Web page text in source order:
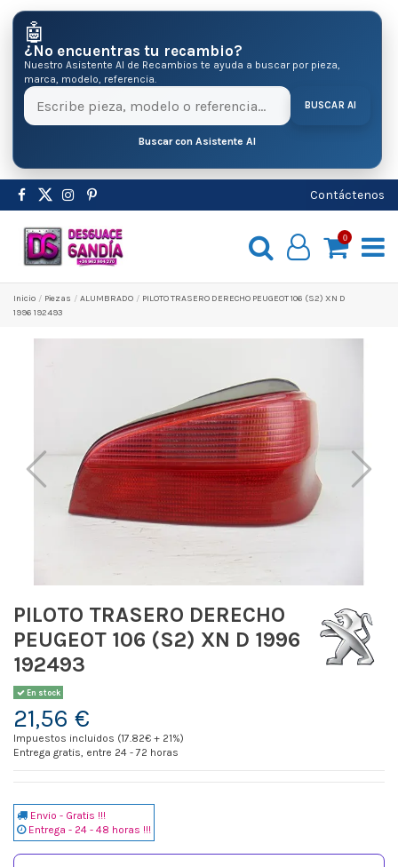
🤖
¿No encuentras tu recambio?
Nuestro Asistente AI de Recambios te ayuda a buscar por pieza,
marca, modelo, referencia.
BUSCAR AI
Buscar con Asistente AI
Contáctenos
0
Inicio Pіezas ALUMBRADO
PILOTO TRASERO DERECHO PEUGEOT 106 (S2) XN D
1996 192493
PILOTO TRASERO DERECHO
PEUGEOT 106 (S2) XN D 1996
192493
En stock
21,56 €
Impuestos incluidos (17.82€ + 21%)
Entrega gratis, entre 24 - 72 horas
Envio - Gratis !!!
Entrega - 24 - 48 horas !!!